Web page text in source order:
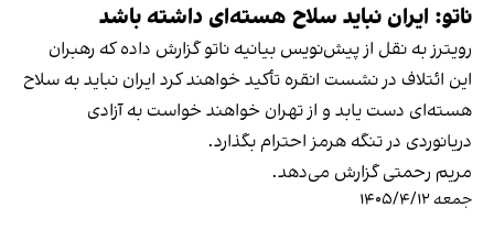
ناتو: ایران نباید سلاح هسته‌ای داشته باشد
رویترز به نقل از پیش‌نویس بیانیه ناتو گزارش داده که رهبران
این ائتلاف در نشست انقره تأکید خواهند کرد ایران نباید به سلاح
هسته‌ای دست یابد و از تهران خواهند خواست به آزادی
دریانوردی در تنگه هرمز احترام بگذارد.
مریم رحمتی گزارش می‌دهد.
جمعه ۱۴۰۵/۴/۱۲